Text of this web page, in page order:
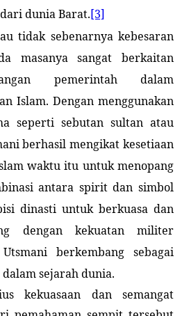
dunia Barat.[3]
tidak sebenarnya kebesaran
masanya sangat berkaitan
pemerintah dalam
Islam. Dengan menggunakan
seperti sebutan sultan atau
berhasil mengikat kesetiaan
waktu itu untuk menopang
antara spirit dan simbol
dinasti untuk berkuasa dan
dengan kekuatan militer
berkembang sebagai
sejarah dunia.
kekuasaan dan semangat